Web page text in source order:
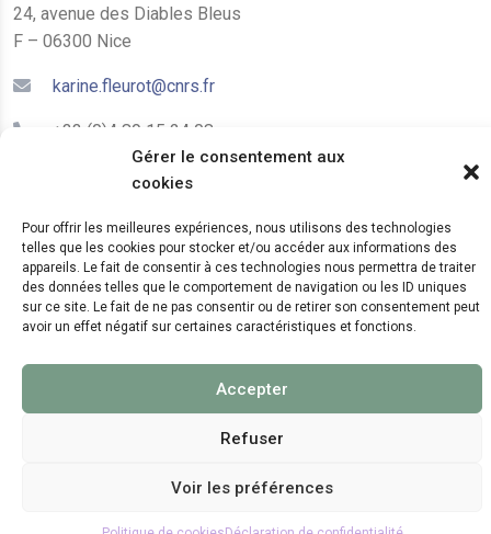
Gérer le consentement aux
cookies
Pour offrir les meilleures expériences, nous utilisons des technologies
telles que les cookies pour stocker et/ou accéder aux informations des
appareils. Le fait de consentir à ces technologies nous permettra de traiter
des données telles que le comportement de navigation ou les ID uniques
sur ce site. Le fait de ne pas consentir ou de retirer son consentement peut
avoir un effet négatif sur certaines caractéristiques et fonctions.
Accepter
Refuser
Voir les préférences
24, avenue des Diables Bleus
F – 06300 Nice
karine.fleurot@cnrs.fr
+33 (0)4 89 15 24 08
CEPAM UMR7264, CNRS, CNRS
WebKit